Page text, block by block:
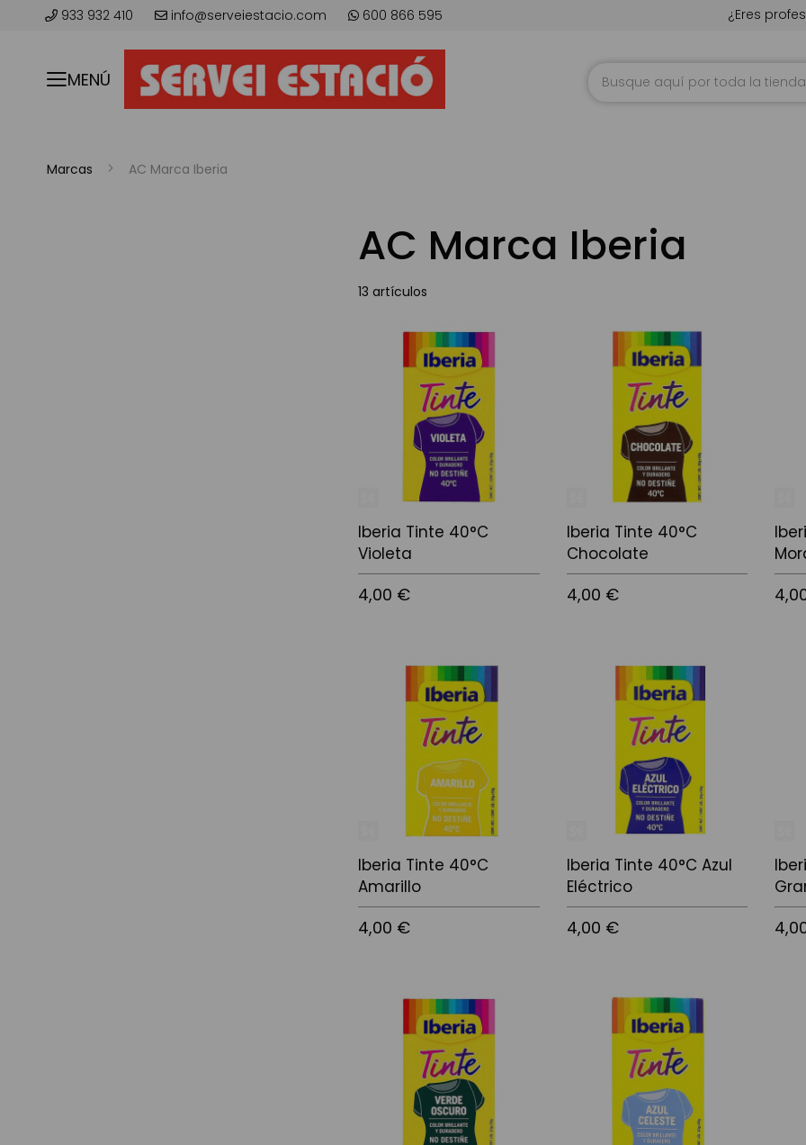
933 932 410 info@serveiestacio.com 600 866 595 ¿Eres
MENÚ
Marcas AC Marca Iberia
AC Marca Iberia
13 artículos
Iberia Tinte 40°C
Violeta
4,00 €
Añadir al carrito
Iberia Tinte 40°C
Chocolate
4,00 €
Añadir al carrito
Iberia Tinte 40°C
Amarillo
4,00 €
Añadir al carrito
Iberia Tinte 40°C Azul
Eléctrico
4,00 €
Añadir al carrito